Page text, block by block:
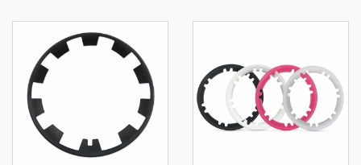
بلاستيك ABS عالي المتانة،
البنفسجية، مدى الشعاع
العالي ٨٥٠ مترًا، ومدة خدمة
تصل إلى ٥٠٠٠٠ ساعة،
مناسب لاستبدال المصابيح
LinTech